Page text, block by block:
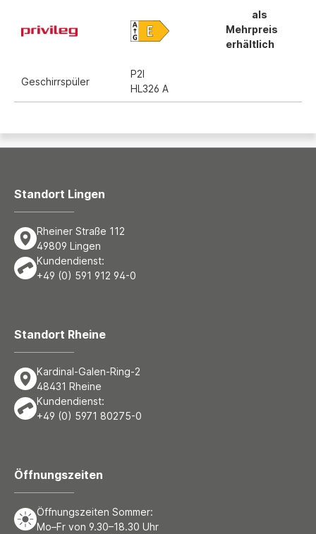
Geschirrspüler
P2I
HL326 A
als
Mehrpreis
erhältlich
Standort Lingen
Rheiner Straße 112
49809 Lingen
Kundendienst:
+49 (0) 591 912 94-0
Standort Rheine
Kardinal-Galen-Ring-2
48431 Rheine
Kundendienst:
+49 (0) 5971 80275-0
Öffnungszeiten
Öffnungszeiten Sommer:
Mo–Fr von 9.30–18.30 Uhr